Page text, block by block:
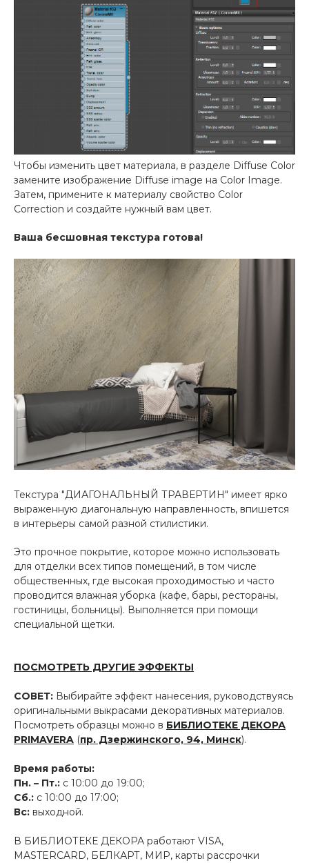
Чтобы изменить цвет материала, в разделе Diffuse Color
замените изображение Diffuse image на Color Image.
Затем, примените к материалу свойство Color
Correction и создайте нужный вам цвет.
Ваша бесшовная текстура готова!
Текстура "ДИАГОНАЛЬНЫЙ ТРАВЕРТИН" имеет ярко
выраженную диагональную направленность, впишется
в интерьеры самой разной стилистики.
Это прочное покрытие, которое можно использовать
для отделки всех типов помещений, в том числе
общественных, где высокая проходимостью и часто
проводится влажная уборка (кафе, бары, рестораны,
гостиницы, больницы). Выполняется при помощи
специальной щетки.
ПОСМОТРЕТЬ ДРУГИЕ ЭФФЕКТЫ
СОВЕТ: Выбирайте эффект нанесения, руководствуясь
оригинальными выкрасами декоративных материалов.
Посмотреть образцы можно в БИБЛИОТЕКЕ ДЕКОРА
PRIMAVERA (пр. Дзержинского, 94, Минск).
Время работы:
Пн. – Пт.: с 10:00 до 19:00;
Сб.: с 10:00 до 17:00;
Вс: выходной.
В БИБЛИОТЕКЕ ДЕКОРА работают VISA,
MASTERCARD, БЕЛКАРТ, МИР, карты рассрочки